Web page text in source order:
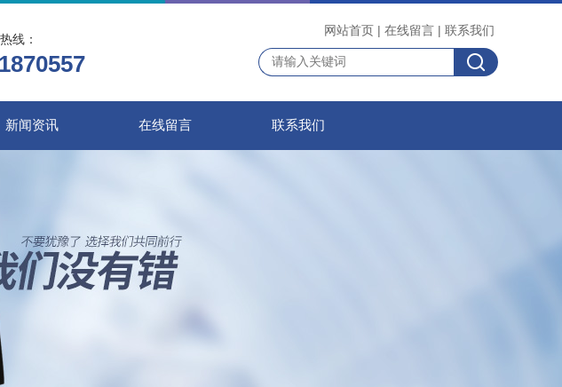
线：
网站首页 | 在线留言 | 联系我们
新闻资讯 在线留言 联系我们